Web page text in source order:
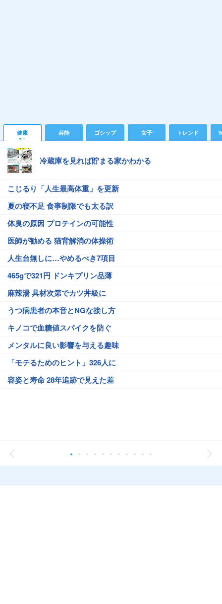
健康 芸能 ゴシップ 女子 トレンド
冷蔵庫を見れば貯まる家かわかる
こじるり「人生最高体重」を更新
夏の寝不足 食事制限でも太る訳
体臭の原因 プロテインの可能性
医師が勧める 猫背解消の体操術
人生台無しに…やめるべき7項目
465gで321円 ドンキプリン品薄
麻辣湯 具材次第でカツ丼級に
うつ病患者の本音とNGな接し方
キノコで血糖値スパイクを防ぐ
メンタルに良い影響を与える趣味
「モテるためのヒント」326人に
容姿と寿命 28年追跡で見えた差